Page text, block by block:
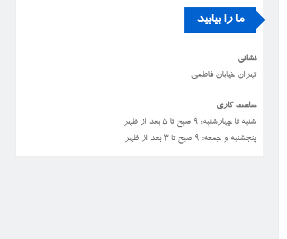
ما را بیابید
نشانی
تهران خیابان فاطمی
ساعت کاری
شنبه تا چهارشنبه: ۹ صبح تا ۵ بعد از ظهر
پنجشنبه و جمعه: ۹ صبح تا ۳ بعد از ظهر